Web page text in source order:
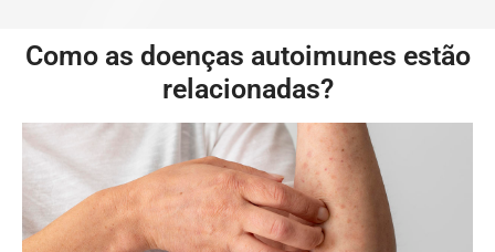
Como as doenças autoimunes estão
relacionadas?